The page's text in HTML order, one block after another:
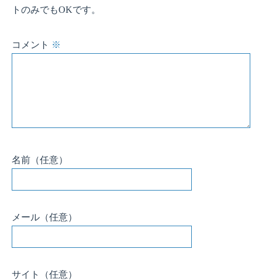
トのみでもOKです。
コメント ※
名前 （任意）
メール （任意）
サイト （任意）